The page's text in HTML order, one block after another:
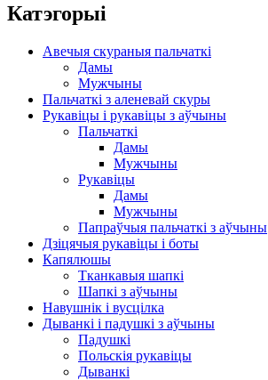
Катэгорыі
Авечыя скураныя пальчаткі
Дамы
Мужчыны
Пальчаткі з аленевай скуры
Рукавіцы і рукавіцы з аўчыны
Пальчаткі
Дамы
Мужчыны
Рукавіцы
Дамы
Мужчыны
Папраўчыя пальчаткі з аўчыны
Дзіцячыя рукавіцы і боты
Капялюшы
Тканкавыя шапкі
Шапкі з аўчыны
Навушнік і вусцілка
Дыванкі і падушкі з аўчыны
Падушкі
Польскія рукавіцы
Дыванкі